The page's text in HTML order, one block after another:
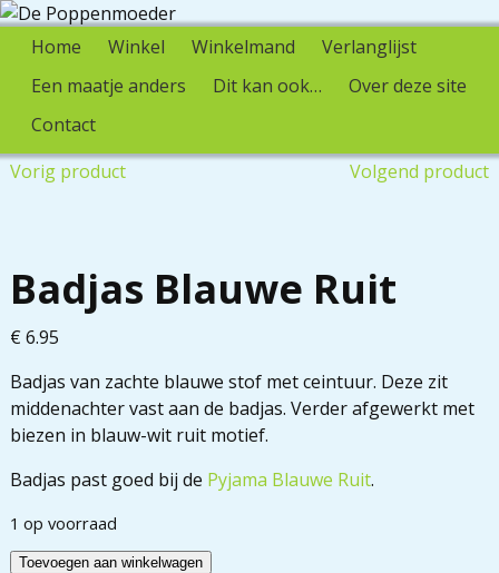
Home Winkel Winkelmand
Verlanglijst
Een maatje anders
Dit kan ook…
Over deze site
Contact
Vorig product
Volgend product
Badjas Blauwe Ruit
€ 6.95
Badjas van zachte blauwe stof met ceintuur. Deze zit
middenachter vast aan de badjas. Verder afgewerkt met
biezen in blauw-wit ruit motief.
Badjas past goed bij de Pyjama Blauwe Ruit.
1 op voorraad
Toevoegen aan winkelwagen